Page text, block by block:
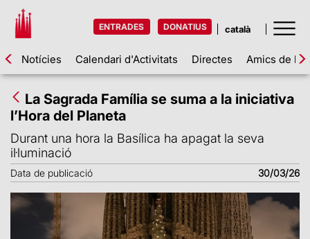
ENTRADES DONATIUS
Notícies Calendari d'Activitats Directes Amics de la
La Sagrada Família se suma a la iniciativa
l’Hora del Planeta
Durant una hora la Basílica ha apagat la seva
il·luminació
Data de publicació 30/03/26